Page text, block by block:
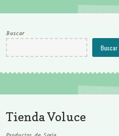
Buscar
Buscar
Tienda Voluce